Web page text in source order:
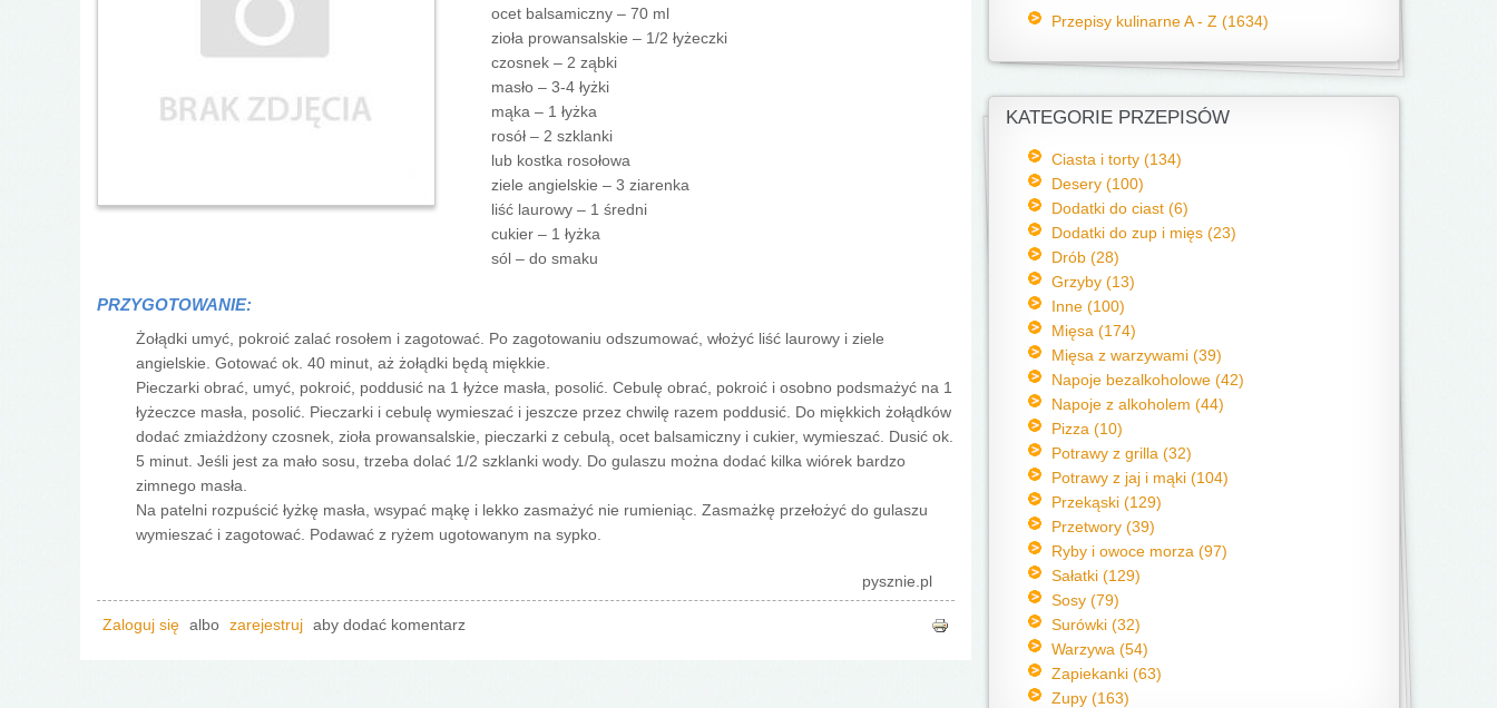
ocet balsamiczny – 70 ml
zioła prowansalskie – 1/2 łyżeczki
czosnek – 2 ząbki
masło – 3-4 łyżki
mąka – 1 łyżka
rosół – 2 szklanki
lub kostka rosołowa
ziele angielskie – 3 ziarenka
liść laurowy – 1 średni
cukier – 1 łyżka
sól – do smaku
PRZYGOTOWANIE:
Żołądki umyć, pokroić zalać rosołem i zagotować. Po zagotowaniu odszumować, włożyć liść laurowy i ziele
angielskie. Gotować ok. 40 minut, aż żołądki będą miękkie.
Pieczarki obrać, umyć, pokroić, poddusić na 1 łyżce masła, posolić. Cebulę obrać, pokroić i osobno podsmażyć na 1
łyżeczce masła, posolić. Pieczarki i cebulę wymieszać i jeszcze przez chwilę razem poddusić. Do miękkich żołądków
dodać zmiażdżony czosnek, zioła prowansalskie, pieczarki z cebulą, ocet balsamiczny i cukier, wymieszać. Dusić ok.
5 minut. Jeśli jest za mało sosu, trzeba dolać 1/2 szklanki wody. Do gulaszu można dodać kilka wiórek bardzo
zimnego masła.
Na patelni rozpuścić łyżkę masła, wsypać mąkę i lekko zasmażyć nie rumieniąc. Zasmażkę przełożyć do gulaszu
wymieszać i zagotować. Podawać z ryżem ugotowanym na sypko.
pysznie.pl
Zaloguj się albo zarejestruj aby dodać komentarz
Przepisy kulinarne A - Z (1634)
KATEGORIE PRZEPISÓW
Ciasta i torty (134)
Desery (100)
Dodatki do ciast (6)
Dodatki do zup i mięs (23)
Drób (28)
Grzyby (13)
Inne (100)
Mięsa (174)
Mięsa z warzywami (39)
Napoje bezalkoholowe (42)
Napoje z alkoholem (44)
Pizza (10)
Potrawy z grilla (32)
Potrawy z jaj i mąki (104)
Przekąski (129)
Przetwory (39)
Ryby i owoce morza (97)
Sałatki (129)
Sosy (79)
Surówki (32)
Warzywa (54)
Zapiekanki (63)
Zupy (163)